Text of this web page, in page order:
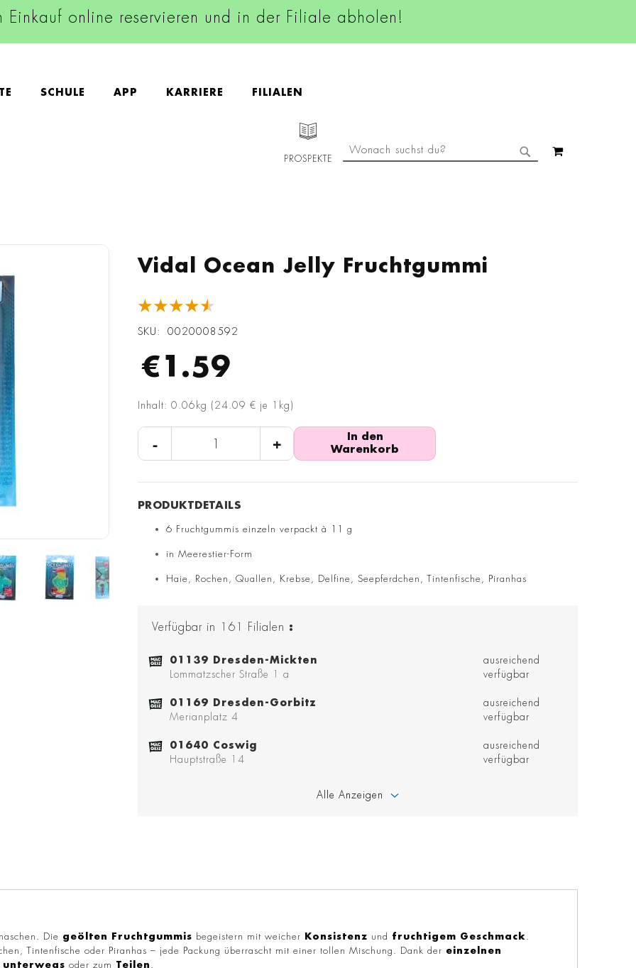
Einkauf online reservieren und in der Filiale abholen!
SCHULE APP KARRIERE FILIALEN
PROSPEKTE
SUCHE
Vidal Ocean Jelly Fruchtgummi
★★★★★
SKU 0020008592
€1.59
Inhalt: 0.06kg (24.09 € je 1kg)
- +
In den
Warenkorb
6 Fruchtgummis einzeln verpackt à 11 g
in Meerestier-Form
Haie, Rochen, Quallen, Krebse, Delfine, Seepferdchen, Tintenfische, Piranhas
Verfügbar in 161 Filialen :
01139 Dresden-Mickten
Lommatzscher Straße 1 a
ausreichend
verfügbar
01169 Dresden-Gorbitz
Merianplatz 4
ausreichend
verfügbar
01640 Coswig
Hauptstraße 14
ausreichend
verfügbar
Alle Anzeigen
naschen. Die geölten Fruchtgummis begeistern mit weicher Konsistenz und fruchtigem Geschmack
Tintenfische oder Piranhas – jede Packung überrascht mit einer tollen Mischung. Dank der einzelnen
unterwegs oder zum Teilen